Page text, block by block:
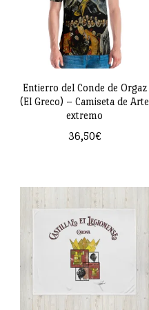
Las
opciones
se
pueden
elegir
de
producto
Entierro del Conde de Orgaz
(El Greco) – Camiseta de Arte
extremo
36,50€
tiene
múltiples
variantes.
Las
opciones